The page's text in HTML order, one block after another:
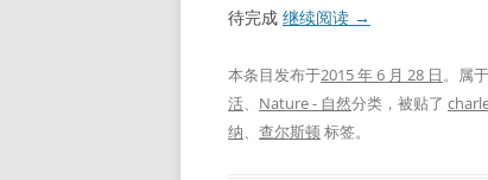
待完成 继续阅读 →
本条目发布于2015 年 6 月 28 日。属于
活、 Nature - 自然分类，被贴了
纳、 查尔斯顿标签。